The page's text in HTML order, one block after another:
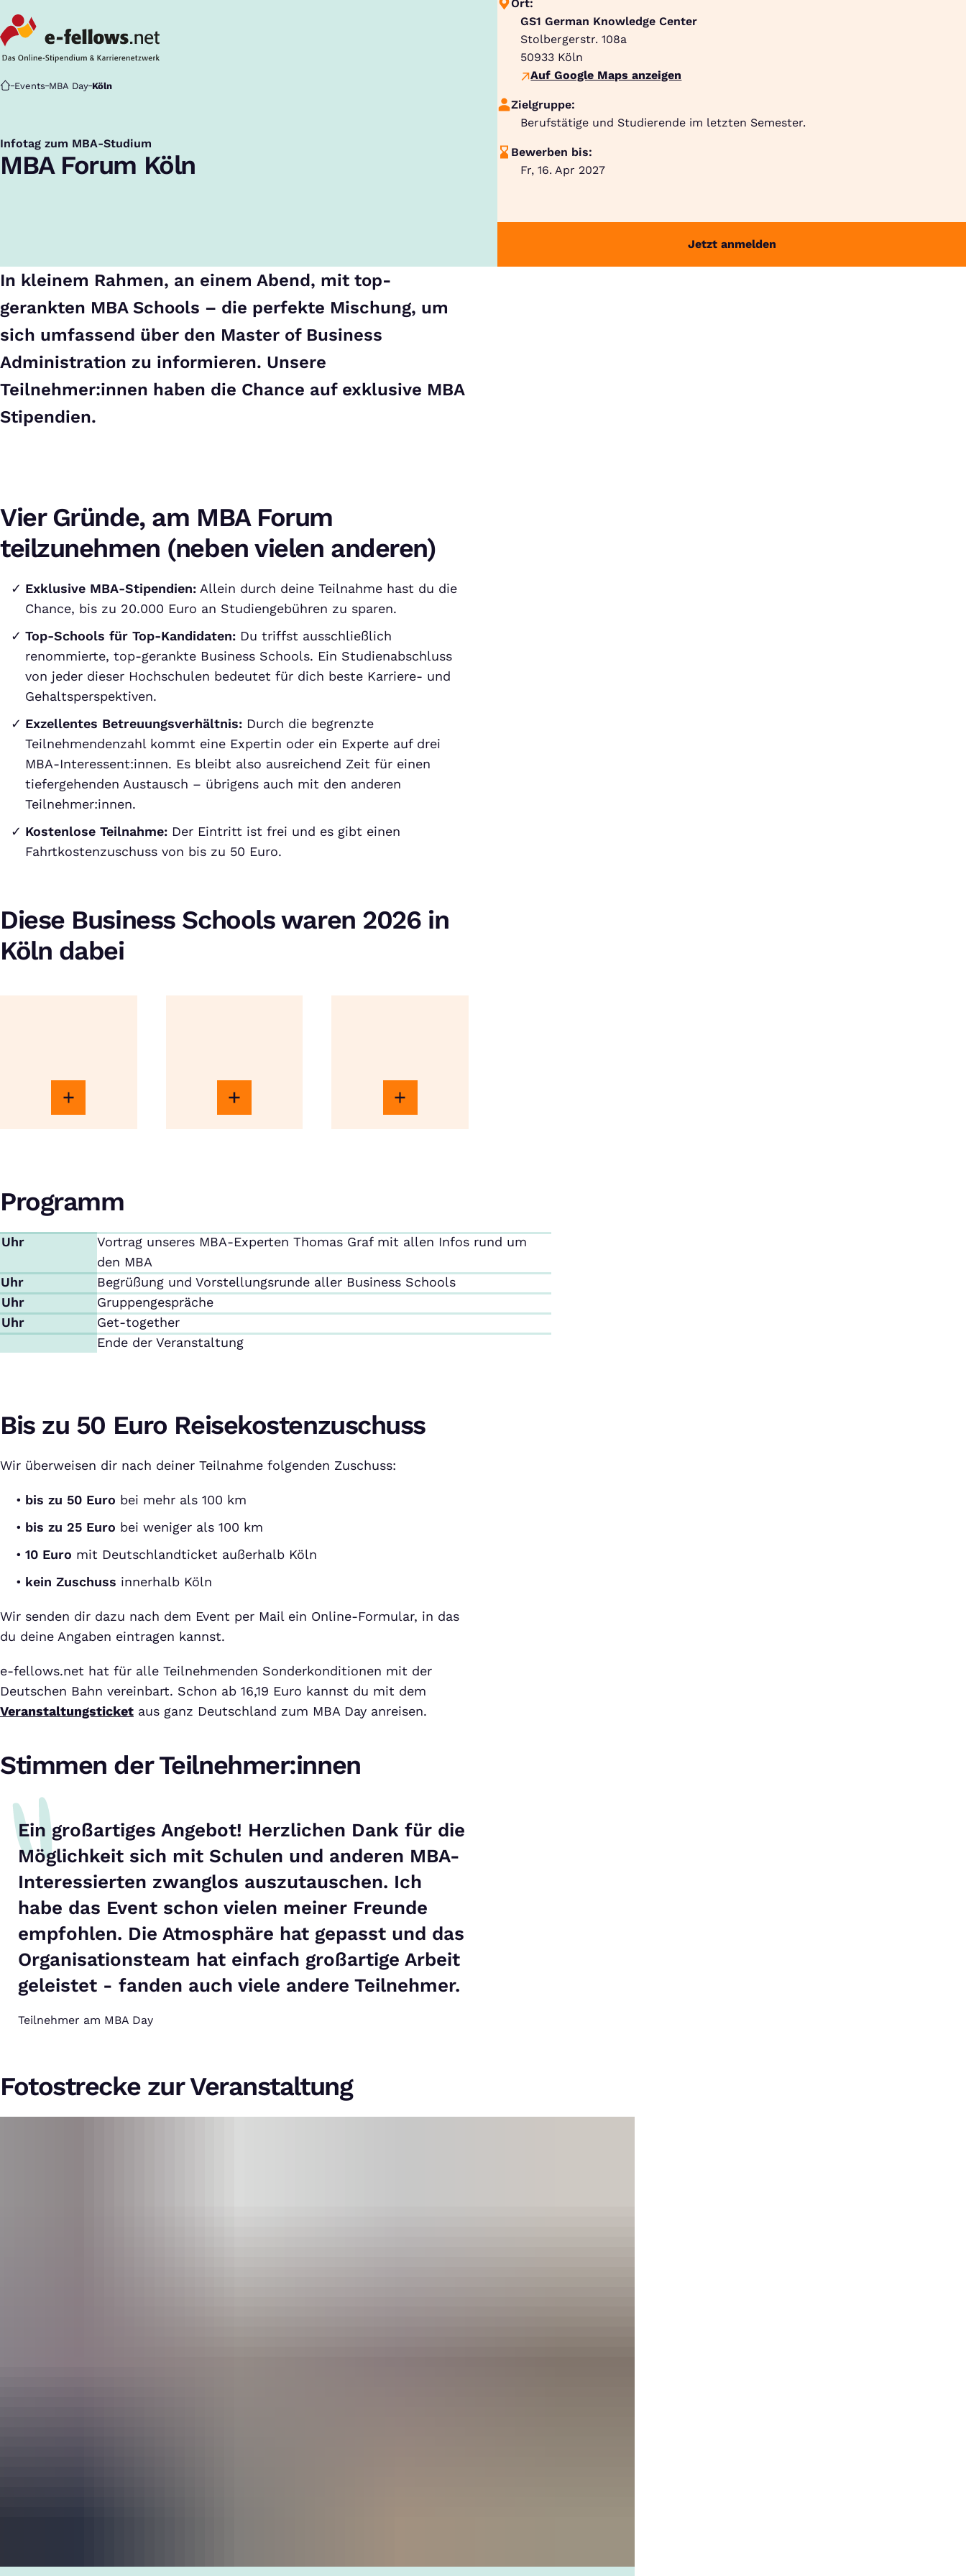
Startseite
Events MBA Day Köln
Infotag zum MBA-Studium
:
MBA Forum Köln
Ort:
GS1 German Knowledge Center
Stolbergerstr. 108a
50933 Köln
Auf Google Maps anzeigen
Zielgruppe:
Berufstätige und Studierende im letzten Semester.
Bewerben bis:
Fr, 16. Apr 2027
Jetzt anmelden
In kleinem Rahmen, an einem Abend, mit top-
gerankten MBA Schools – die perfekte Mischung, um
sich umfassend über den Master of Business
Administration zu informieren. Unsere
Teilnehmer:innen haben die Chance auf exklusive MBA
Stipendien.
Vier Gründe, am MBA Forum
teilzunehmen (neben vielen anderen)
Exklusive MBA-Stipendien: Allein durch deine Teilnahme hast du die
Chance, bis zu 20.000 Euro an Studiengebühren zu sparen.
Top-Schools für Top-Kandidaten: Du triffst ausschließlich
renommierte, top-gerankte Business Schools. Ein Studienabschluss
von jeder dieser Hochschulen bedeutet für dich beste Karriere- und
Gehaltsperspektiven.
Exzellentes Betreuungsverhältnis: Durch die begrenzte
Teilnehmendenzahl kommt eine Expertin oder ein Experte auf drei
MBA-Interessent:innen. Es bleibt also ausreichend Zeit für einen
tiefergehenden Austausch – übrigens auch mit den anderen
Teilnehmer:innen.
Kostenlose Teilnahme: Der Eintritt ist frei und es gibt einen
Fahrtkostenzuschuss von bis zu 50 Euro.
Diese Business Schools waren 2026 in
Köln dabei
Programm
Vortrag unseres MBA-Experten Thomas Graf mit allen Infos rund um
den MBA
Begrüßung und Vorstellungsrunde aller Business Schools
Gruppengespräche
Get-together
Ende der Veranstaltung
Bis zu 50 Euro Reisekostenzuschuss
Wir überweisen dir nach deiner Teilnahme folgenden Zuschuss:
bis zu 50 Euro bei mehr als 100 km
bis zu 25 Euro bei weniger als 100 km
10 Euro mit Deutschlandticket außerhalb Köln
kein Zuschuss innerhalb Köln
Wir senden dir dazu nach dem Event per Mail ein Online-Formular, in das
du deine Angaben eintragen kannst.
e-fellows.net hat für alle Teilnehmenden Sonderkonditionen mit der
Deutschen Bahn vereinbart. Schon ab 16,19 Euro kannst du mit dem
Veranstaltungsticket aus ganz Deutschland zum MBA Day anreisen.
Stimmen der Teilnehmer:innen
Ein großartiges Angebot! Herzlichen Dank für die
Möglichkeit sich mit Schulen und anderen MBA-
Interessierten zwanglos auszutauschen. Ich
habe das Event schon vielen meiner Freunde
empfohlen. Die Atmosphäre hat gepasst und das
Organisationsteam hat einfach großartige Arbeit
geleistet - fanden auch viele andere Teilnehmer.
Teilnehmer am MBA Day
Fotostrecke zur Veranstaltung